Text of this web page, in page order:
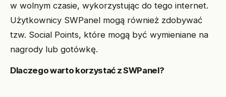
w wolnym czasie, wykorzystując do tego internet.
Użytkownicy SWPanel mogą również zdobywać
tzw. Social Points, które mogą być wymieniane na
nagrody lub gotówkę.
Dlaczego warto korzystać z SWPanel?